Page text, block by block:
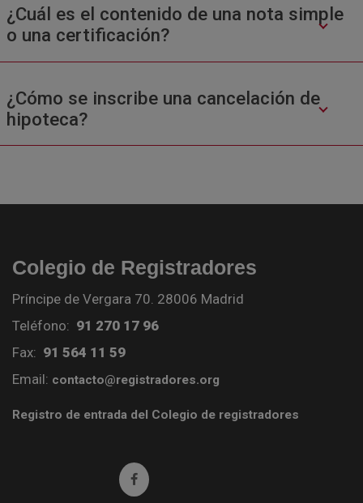
¿Cuál es el contenido de una nota simple
o una certificación?
¿Cómo se inscribe una cancelación de
hipoteca?
Colegio de Registradores
Príncipe de Vergara 70. 28006 Madrid
Teléfono: 91 270 17 96
Fax: 91 564 11 59
Email: contacto@registradores.org
Registro de entrada del Colegio de registradores
Ir a facebook (abre en ventana nueva)